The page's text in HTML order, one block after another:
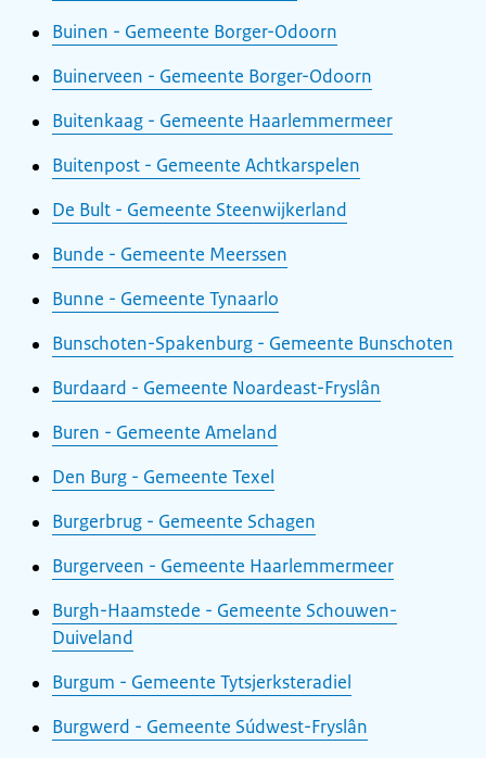
Buinen - Gemeente Borger-Odoorn
Buinerveen - Gemeente Borger-Odoorn
Buitenkaag - Gemeente Haarlemmermeer
Buitenpost - Gemeente Achtkarspelen
De Bult - Gemeente Steenwijkerland
Bunde - Gemeente Meerssen
Bunne - Gemeente Tynaarlo
Bunschoten-Spakenburg - Gemeente Bunschoten
Burdaard - Gemeente Noardeast-Fryslân
Buren - Gemeente Ameland
Den Burg - Gemeente Texel
Burgerbrug - Gemeente Schagen
Burgerveen - Gemeente Haarlemmermeer
Burgh-Haamstede - Gemeente Schouwen-
Duiveland
Burgum - Gemeente Tytsjerksteradiel
Burgwerd - Gemeente Súdwest-Fryslân